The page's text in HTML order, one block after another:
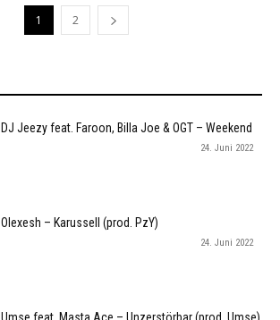
1 2
DJ Jeezy feat. Faroon, Billa Joe & OGT – Weekend
24. Juni 2022
Olexesh – Karussell (prod. PzY)
24. Juni 2022